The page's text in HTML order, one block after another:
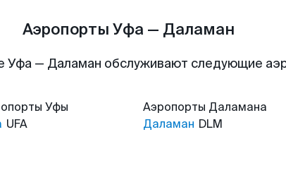
Аэропорты Уфа — Даламан
Уфа — Даламан обслуживают следующие
Уфы
UFA
Аэропорты Даламана
Даламан DLM